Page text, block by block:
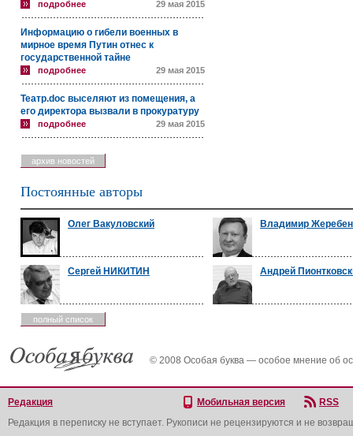
подробнее 29 мая 2015
Информацию о гибели военных в
мирное время Путин отнес к
государственной тайне
подробнее 29 мая 2015
Театр.doc выселяют из помещения, а
его директора вызвали в прокуратуру
подробнее 29 мая 2015
архив новостей
Постоянные авторы
Олег Вакуловский Владимир
Сергей НИКИТИН Андрей
полный список
© 2008 Особая буква — особое мнение об
Редакция Мобильная версия
RSS
Редакция в переписку не вступает. Рукописи не рецензируются и не